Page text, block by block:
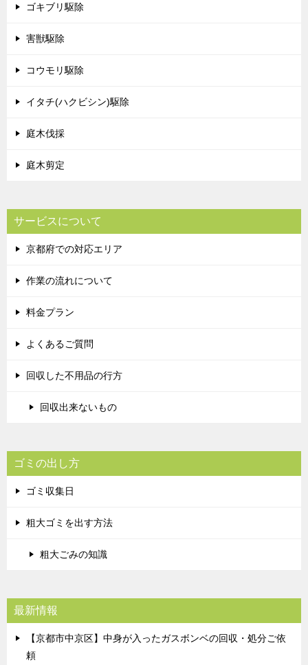
ゴキブリ駆除
害獣駆除
コウモリ駆除
イタチ(ハクビシン)駆除
庭木伐採
庭木剪定
サービスについて
京都府での対応エリア
作業の流れについて
料金プラン
よくあるご質問
回収した不用品の行方
回収出来ないもの
ゴミの出し方
ゴミ収集日
粗大ゴミを出す方法
粗大ごみの知識
最新情報
【京都市中京区】中身が入ったガスボンベの回収・処分ご依
頼